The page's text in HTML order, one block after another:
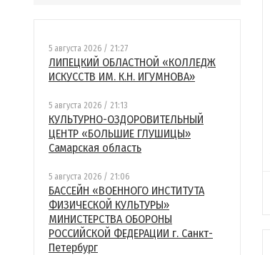
5 августа 2026 / 21:27
ЛИПЕЦКИЙ ОБЛАСТНОЙ «КОЛЛЕДЖ
ИСКУССТВ ИМ. К.Н. ИГУМНОВА»
5 августа 2026 / 21:13
КУЛЬТУРНО-ОЗДОРОВИТЕЛЬНЫЙ
ЦЕНТР «БОЛЬШИЕ ГЛУШИЦЫ»
Самарская область
5 августа 2026 / 21:06
БАССЕЙН «ВОЕННОГО ИНСТИТУТА
ФИЗИЧЕСКОЙ КУЛЬТУРЫ»
МИНИСТЕРСТВА ОБОРОНЫ
РОССИЙСКОЙ ФЕДЕРАЦИИ г. Санкт-
Петербург